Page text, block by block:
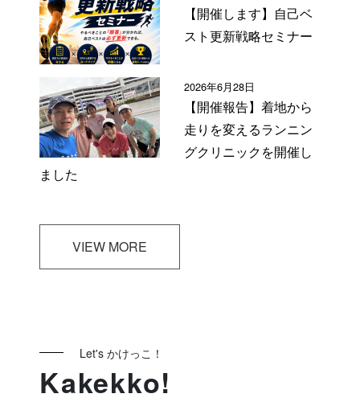
【開催します】自己ベ
スト更新戦略セミナー
2026年6月28日
【開催報告】着地から
走りを変えるランニン
グクリニックを開催し
ました
VIEW MORE
Let's かけっこ！
Kakekko!